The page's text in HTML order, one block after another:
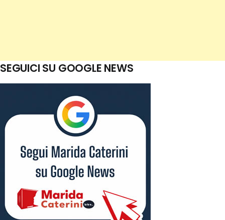
SEGUICI SU GOOGLE NEWS